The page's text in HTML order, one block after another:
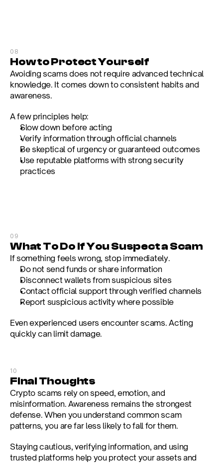
08
How to Protect Yourself
Avoiding scams does not require advanced technical
knowledge. It comes down to consistent habits and
awareness.
A few principles help:
Slow down before acting
Verify information through official channels
Be skeptical of urgency or guaranteed outcomes
Use reputable platforms with strong security
practices
09
What To Do If You Suspect a Scam
If something feels wrong, stop immediately.
Do not send funds or share information
Disconnect wallets from suspicious sites
Contact official support through verified channels
Report suspicious activity where possible
Even experienced users encounter scams. Acting
quickly can limit damage.
10
Final Thoughts
Crypto scams rely on speed, emotion, and
misinformation. Awareness remains the strongest
defense. When you understand common scam
patterns, you are far less likely to fall for them.
Staying cautious, verifying information, and using
trusted platforms help you protect your assets and